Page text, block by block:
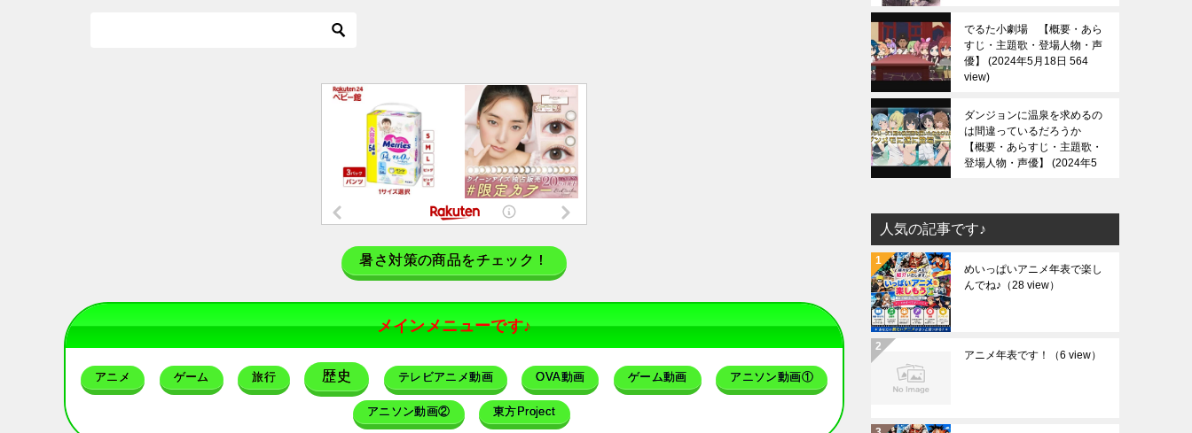
暑さ対策の商品をチェック！
メインメニューです♪
アニメ ゲーム 旅行 歴史 テレビアニメ動画 OVA動画 ゲーム動画 アニソン動画①
アニソン動画② 東方Project
でるた小劇場 【概要・あら
すじ・主題歌・登場人物・声
優】
2024年5月18日 564
view
ダンジョンに温泉を求めるの
は間違っているだろうか
【概要・あらすじ・主題歌・
登場人物・声優】
2024年5
人気の記事です♪
めいっぱいアニメ年表で楽し
んでね♪ （28 view）
アニメ年表です！ （6 view）